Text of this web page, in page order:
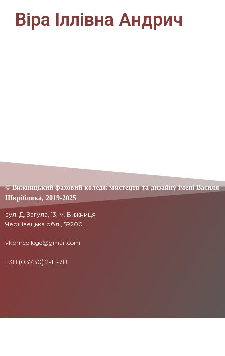
Віра Іллівна Андрич
© Вижницький фаховий коледж мистецтв та дизайну імені Василя
Шкрібляка, 2019-2025
вул. Д. Загула, 13, м. Вижниця
Чернівецька обл., 59200
vkpmcollege@gmail.com
+38 (03730) 2-11-78